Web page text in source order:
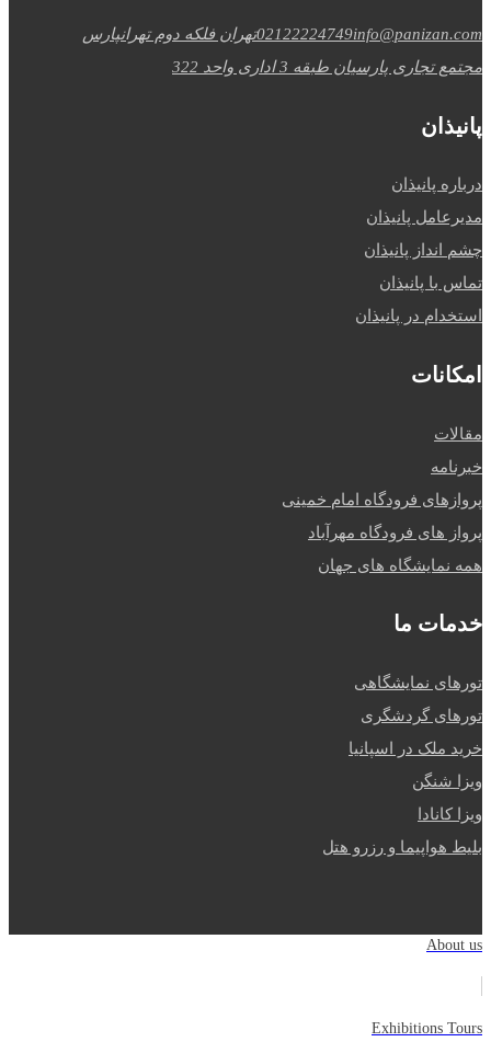
02122224749info@panizan.com
تهران فلکه دوم تهرانپارس
مجتمع تجاری پارسیان طبقه 3 اداری واحد 322
پانیذان
درباره پانیذان
مدیرعامل پانیذان
چشم انداز پانیذان
تماس با پانیذان
استخدام در پانیذان
امکانات
مقالات
خبرنامه
پروازهای فرودگاه امام خمینی
پرواز های فرودگاه مهرآباد
همه نمایشگاه های جهان
خدمات ما
تورهای نمایشگاهی
تورهای گردشگری
خرید ملک در اسپانیا
ویزا شنگن
ویزا کانادا
بلیط هواپیما و رزرو هتل
About us
Exhibitions Tours